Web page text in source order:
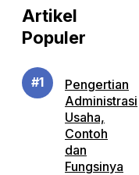
Artikel
Populer
Pengertian
Administrasi
Usaha,
Contoh
dan
Fungsinya